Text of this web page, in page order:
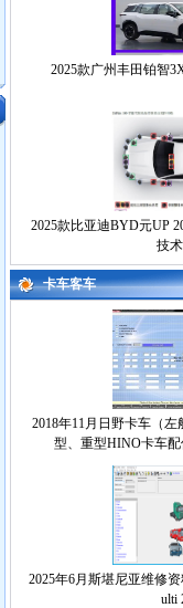
2025款广州丰田铂智
2025款比亚迪BYD元UP
技
卡车客车
2018年11月日野卡车（
型、重型HINO卡车
2025年6月斯堪尼亚维修
ulti